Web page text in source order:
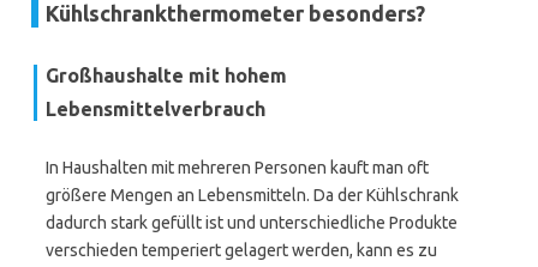
Kühlschrankthermometer besonders?
Großhaushalte mit hohem
Lebensmittelverbrauch
In Haushalten mit mehreren Personen kauft man oft
größere Mengen an Lebensmitteln. Da der Kühlschrank
dadurch stark gefüllt ist und unterschiedliche Produkte
verschieden temperiert gelagert werden, kann es zu